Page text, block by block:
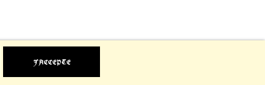
J'ACCEPTE